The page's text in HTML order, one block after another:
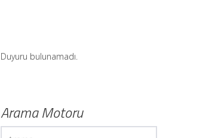
Duyuru bulunamadı.
Arama Motoru